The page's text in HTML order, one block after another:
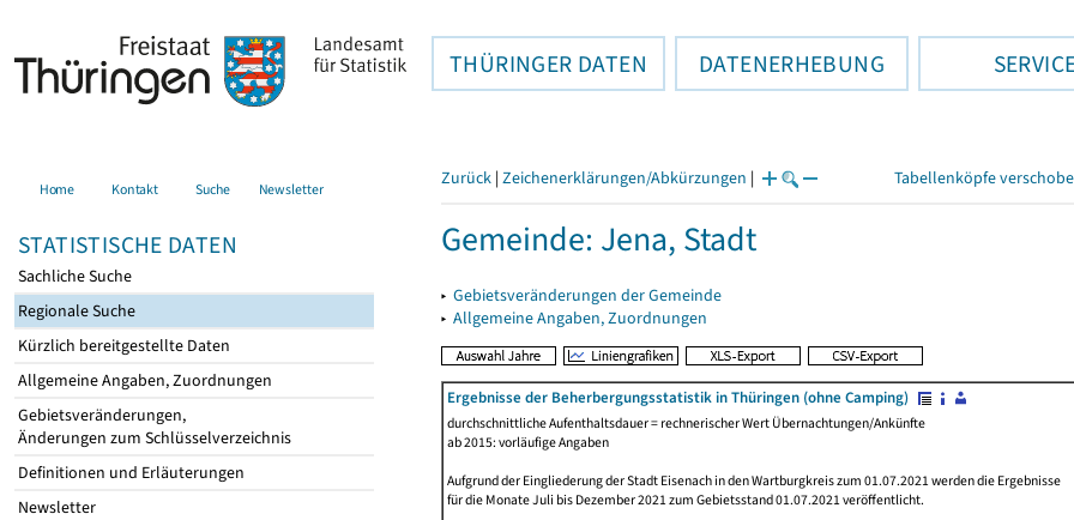
THÜRINGER DATEN DATENERHEBUNG
Home Kontakt Suche Newsletter
STATISTISCHE DATEN
Sachliche Suche
Regionale Suche
Kürzlich bereitgestellte Daten
Allgemeine Angaben, Zuordnungen
Gebietsveränderungen,
Änderungen zum Schlüsselverzeichnis
Definitionen und Erläuterungen
Newsletter
Zurück | Zeichenerklärungen/Abkürzungen | Tabellenköpfe
Gemeinde: Jena, Stadt
▸ Gebietsveränderungen der Gemeinde
▸ Allgemeine Angaben, Zuordnungen
Ergebnisse der Beherbergungsstatistik in Thüringen (ohne Camping)
durchschnittliche Aufenthaltsdauer = rechnerischer Wert Übernachtungen/Ankünfte
ab 2015: vorläufige Angaben
Aufgrund der Eingliederung der Stadt Eisenach in den Wartburgkreis zum 01.07.2021 werden die Ergebnisse
für die Monate Juli bis Dezember 2021 zum Gebietsstand 01.07.2021 veröffentlicht.